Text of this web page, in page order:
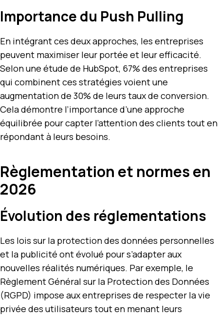
Importance du Push Pulling
En intégrant ces deux approches, les entreprises
peuvent maximiser leur portée et leur efficacité.
Selon une étude de HubSpot, 67% des entreprises
qui combinent ces stratégies voient une
augmentation de 30% de leurs taux de conversion.
Cela démontre l’importance d’une approche
équilibrée pour capter l’attention des clients tout en
répondant à leurs besoins.
Règlementation et normes en
2026
Évolution des réglementations
Les lois sur la protection des données personnelles
et la publicité ont évolué pour s’adapter aux
nouvelles réalités numériques. Par exemple, le
Règlement Général sur la Protection des Données
(RGPD) impose aux entreprises de respecter la vie
privée des utilisateurs tout en menant leurs